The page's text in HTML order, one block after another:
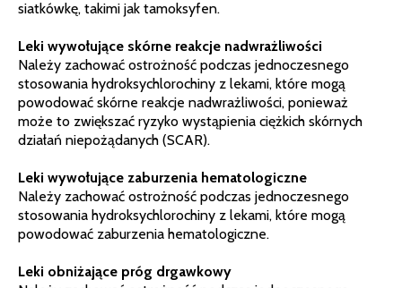
siatkówkę, takimi jak tamoksyfen.
Leki wywołujące skórne reakcje nadwrażliwości
Należy zachować ostrożność podczas jednoczesnego
stosowania hydroksychlorochiny z lekami, które mogą
powodować skórne reakcje nadwrażliwości, ponieważ
może to zwiększać ryzyko wystąpienia ciężkich skórnych
działań niepożądanych (SCAR).
Leki wywołujące zaburzenia hematologiczne
Należy zachować ostrożność podczas jednoczesnego
stosowania hydroksychlorochiny z lekami, które mogą
powodować zaburzenia hematologiczne.
Leki obniżające próg drgawkowy